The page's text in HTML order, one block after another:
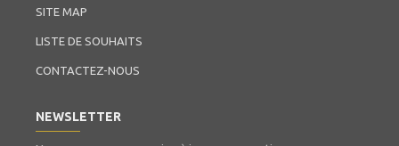
SITE MAP
LISTE DE SOUHAITS
CONTACTEZ-NOUS
NEWSLETTER